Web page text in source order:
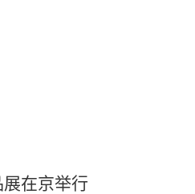
展在京举行